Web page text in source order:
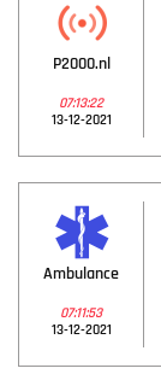
P2000.nl
07:13:22
13-12-2021
Ambulance
07:11:53
13-12-2021